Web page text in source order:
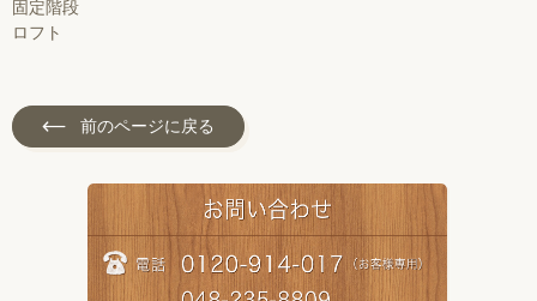
固定階段
ロフト
前のページに戻る